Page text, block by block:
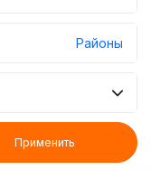
Районы
Применить